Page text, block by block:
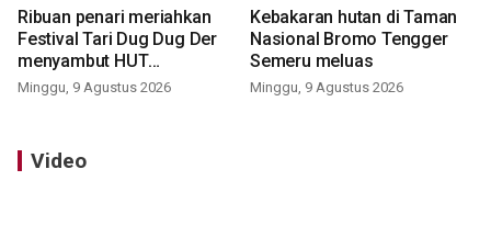
Ribuan penari meriahkan
Festival Tari Dug Dug Der
menyambut HUT
Kemerdekaan
Minggu, 9 Agustus 2026
Kebakaran hutan di Taman
Nasional Bromo Tengger
Semeru meluas
Minggu, 9 Agustus 2026
Video